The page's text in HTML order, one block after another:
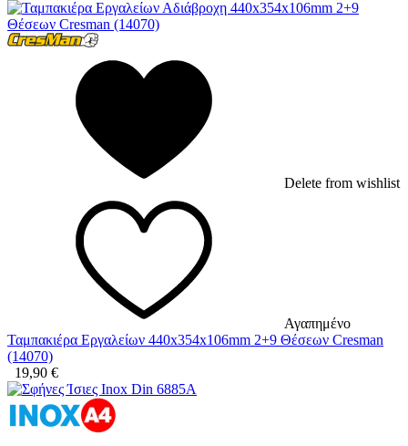
Delete from wishlist
Αγαπημένο
Ταμπακιέρα Εργαλείων 440x354x106mm 2+9 Θέσεων Cresman
(14070)
19,90 €